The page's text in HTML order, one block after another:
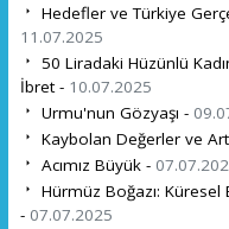
Hedefler ve Türkiye
11.07.2025
50 Liradaki Hüzünlü
İbret - 10.07.2025
Urmu'nun Gözyaşı -
Kaybolan Değerler ve
Acımız Büyük -
Hürmüz Boğazı: Küresel
- 07.07.2025